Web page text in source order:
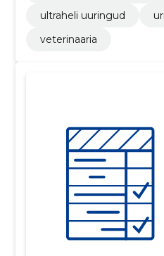
ultraheli uuringud
veterinaaria